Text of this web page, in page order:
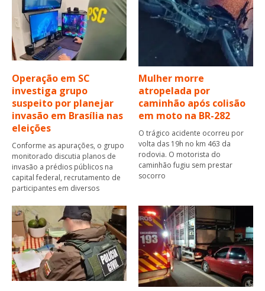
Operação em SC
investiga grupo
suspeito por planejar
invasão em Brasília nas
eleições
Conforme as apurações, o grupo
monitorado discutia planos de
invasão a prédios públicos na
capital federal, recrutamento de
participantes em diversos
Mulher morre
atropelada por
caminhão após colisão
em moto na BR-282
O trágico acidente ocorreu por
volta das 19h no km 463 da
rodovia. O motorista do
caminhão fugiu sem prestar
socorro